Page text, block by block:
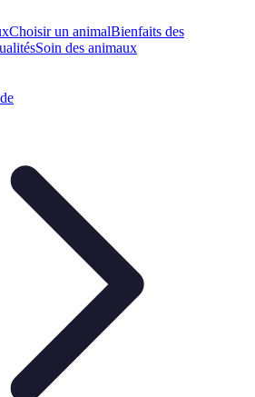
Choisir un animalBienfaits des
Soin des animaux